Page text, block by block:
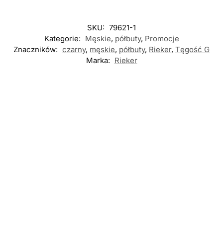
SKU: 79621-1
Kategorie: Męskie, półbuty, Promocje
Znaczników: czarny, męskie, półbuty, Rieker, Tęgość G
Marka: Rieker